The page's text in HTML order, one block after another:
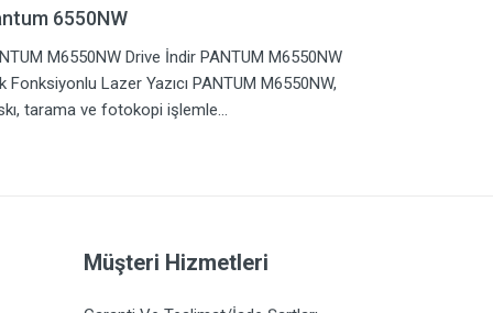
6550NW
M6550NW Drive İndir PANTUM M6550NW
Fonksiyonlu Lazer Yazıcı PANTUM M6550NW,
tarama ve fotokopi işlemle...
Müşteri Hizmetleri